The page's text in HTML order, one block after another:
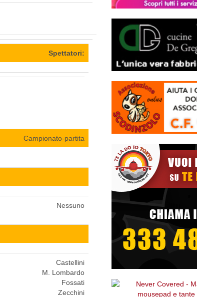
Spettatori:
Campionato-partita
Nessuno
Castellini
M. Lombardo
Fossati
Zecchini